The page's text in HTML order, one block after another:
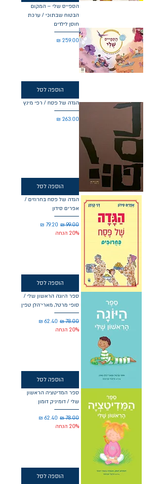
הספייס שלי – המקום
הבטוח שבתוכי / ערכת
חוסן לילדים
מחיר
הוספה לסל
הגדה של פסח / רפי מינץ
מחיר
הוספה לסל
הגדה של פסח בחרוזים /
אפרים סידון
מחיר רגיל מחיר מבצע
20% הנחה
הוספה לסל
ספר היוגה הראשון שלי /
סופי מרטל, מארי־הלן טפין
מחיר רגיל מחיר מבצע
20% הנחה
הוספה לסל
ספר המדיטציה הראשון
שלי / דומיניק דומון
מחיר רגיל מחיר מבצע
20% הנחה
הוספה לסל